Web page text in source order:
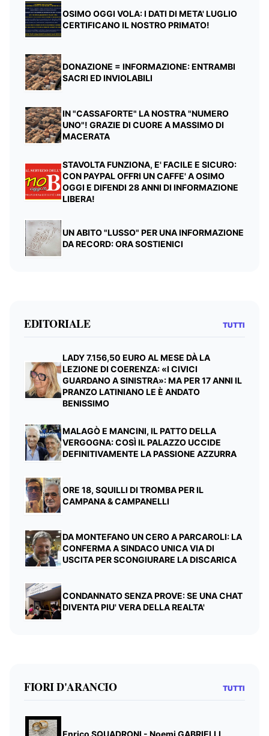
OSIMO OGGI VOLA: I DATI DI META' LUGLIO
CERTIFICANO IL NOSTRO PRIMATO!
DONAZIONE = INFORMAZIONE: ENTRAMBI
SACRI ED INVIOLABILI
IN "CASSAFORTE" LA NOSTRA "NUMERO
UNO"! GRAZIE DI CUORE A MASSIMO DI
MACERATA
STAVOLTA FUNZIONA, E' FACILE E SICURO:
CON PAYPAL OFFRI UN CAFFE' A OSIMO
OGGI E DIFENDI 28 ANNI DI INFORMAZIONE
LIBERA!
UN ABITO "LUSSO" PER UNA INFORMAZIONE
DA RECORD: ORA SOSTIENICI
EDITORIALE TUTTI
LADY 7.156,50 EURO AL MESE DÀ LA
LEZIONE DI COERENZA: «I CIVICI
GUARDANO A SINISTRA»: MA PER 17 ANNI IL
PRANZO LATINIANO LE È ANDATO
BENISSIMO
MALAGÒ E MANCINI, IL PATTO DELLA
VERGOGNA: COSÌ IL PALAZZO UCCIDE
DEFINITIVAMENTE LA PASSIONE AZZURRA
ORE 18, SQUILLI DI TROMBA PER IL
CAMPANA & CAMPANELLI
DA MONTEFANO UN CERO A PARCAROLI: LA
CONFERMA A SINDACO UNICA VIA DI
USCITA PER SCONGIURARE LA DISCARICA
CONDANNATO SENZA PROVE: SE UNA CHAT
DIVENTA PIU' VERA DELLA REALTA'
FIORI D'ARANCIO TUTTI
Enrico SQUADRONI - Noemi GABRIELLI